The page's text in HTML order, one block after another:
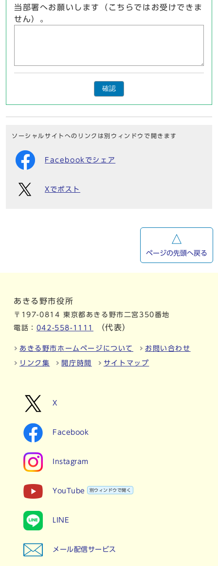
当部署へお願いします（こちらではお受けできま
せん）。
確認
ソーシャルサイトへのリンクは別ウィンドウで開きます
Facebookでシェア
Xでポスト
ページの先頭へ戻る
あきる野市役所
〒197-0814 東京都あきる野市二宮350番地
電話： 042-558-1111 （代表）
あきる野市ホームページについて お問い合わせ
リンク集 開庁時間 サイトマップ
X
Facebook
Instagram
YouTube 別ウィンドウで開く
LINE
メール配信サービス